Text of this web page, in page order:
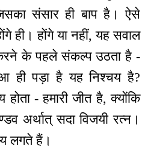
संसार ही बाप है। ऐसे
ही। होंगे या नहीं, यह सवाल
के पहले संकल्प उठता है -
ही पड़ा है यह निश्चय है?
होता - हमारी जीत है, क्योंकि
अर्थात् सदा विजयी रत्न।
लगते हैं।